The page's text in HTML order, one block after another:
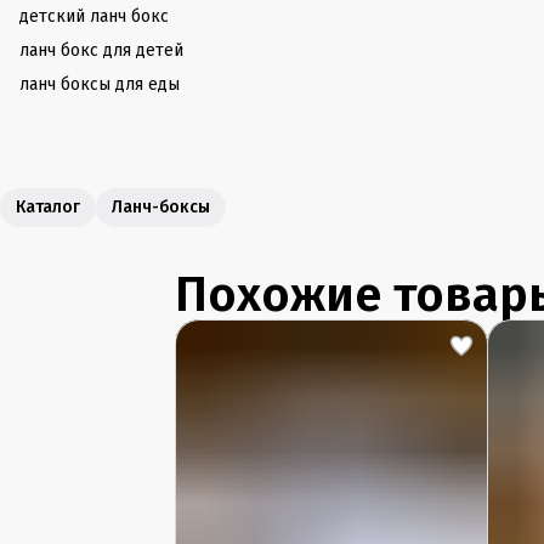
детский ланч бокс
ланч бокс для детей
ланч боксы для еды
Каталог Ланч-боксы
Похожие